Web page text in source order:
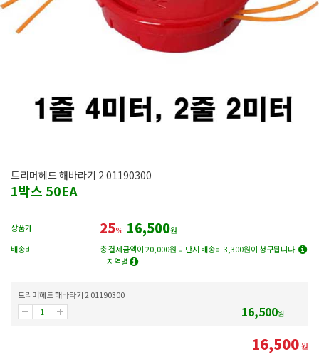
트리머헤드 해바라기 2 01190300
1박스 50EA
상품가 25% 16,500원
배송비
총 결제금액이 20,000원 미만시 배송비 3,300원이 청구됩니다.
지역별
트리머헤드 해바라기 2 01190300
16,500원
16,500원